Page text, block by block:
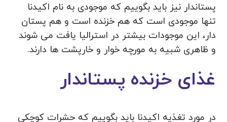
پستاندار نیز باید بگوییم که موجودی به نام اکیدنا
تنها موجودی است که هم خزنده است و هم پستان
دار، این موجودات بیشتر در استرالیا یافت می شوند
و ظاهری شبیه به مورچه خوار و خارپشت ها دارند.
غذای خزنده پستاندار
در مورد تغذیه اکیدنا باید بگوییم که حشرات کوچکی